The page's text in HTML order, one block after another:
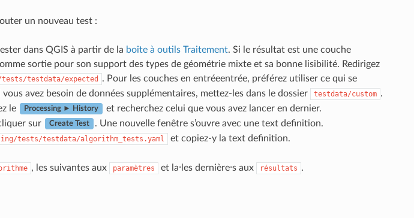
un nouveau test :
dans QGIS à partir de la boîte à outils Traitement. Si le résultat est une couche
sortie pour son support des types de géométrie mixte et sa bonne lisibilité. Redirigez
testdata/expected
. Pour les couches en entréeentrée, préférez utiliser ce qui se
vous avez besoin de données supplémentaires, mettez-les dans le dossier testdata/custom .
le
Processing ► History
et recherchez celui que vous avez lancer en dernier.
sur
Create Test
. Une nouvelle fenêtre s’ouvre avec une text definition.
tests/testdata/algorithm_tests.yaml et copiez-y la text definition.
, les suivantes aux paramètres et la⸱les dernière⸱s aux résultats .